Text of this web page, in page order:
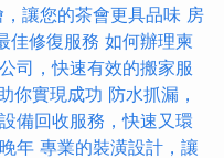
讓您的茶會更具品味 房
佳修復服務 如何辦理柬
司，快速有效的搬家服
你實現成功 防水抓漏，
備回收服務，快速又環
年 專業的裝潢設計，讓